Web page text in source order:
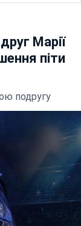
Марії
піти
подругу